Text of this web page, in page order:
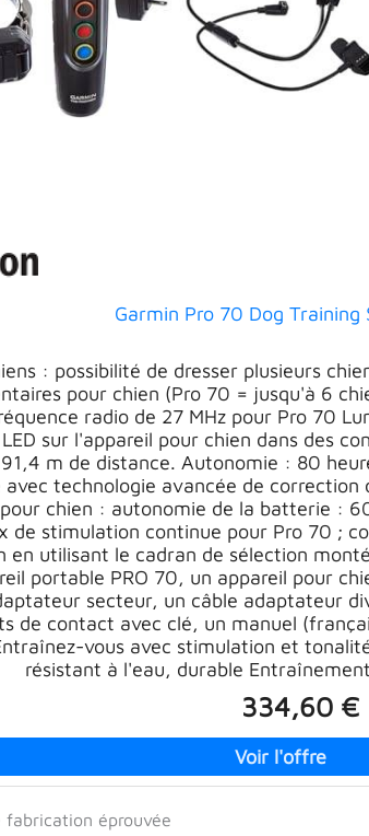
Garmin Pro 70 Dog Training
: possibilité de dresser plusieurs
pour chien (Pro 70 = jusqu'à 6
radio de 27 MHz pour Pro 70
sur l'appareil pour chien dans des
m de distance. Autonomie : 80
avec technologie avancée de
chien : autonomie de la batterie :
de stimulation continue pour Pro 70 ;
en utilisant le cadran de sélection
portable PRO 70, un appareil pour
secteur, un câble adaptateur
de contact avec clé, un manuel
vous avec stimulation et
résistant à l'eau, durable
334,60 €
fabrication éprouvée